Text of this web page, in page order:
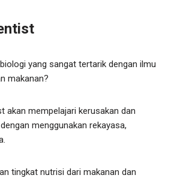
yang sangat tertarik dengan ilmu
makanan?
akan mempelajari kerusakan dan
menggunakan rekayasa,
tingkat nutrisi dari makanan dan